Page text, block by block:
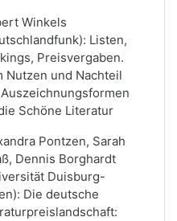
Winkels
Listen,
Preisvergaben.
Nutzen und Nachteil
Schöne Literatur
Pontzen, Sarah
Dennis Borghardt
Duisburg-
Die deutsche